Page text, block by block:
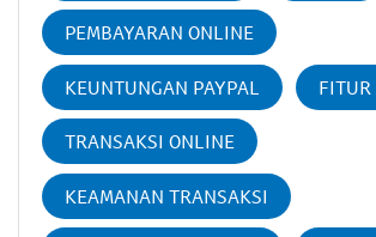
PEMBAYARAN ONLINE
KEUNTUNGAN PAYPAL FITUR
TRANSAKSI ONLINE
KEAMANAN TRANSAKSI